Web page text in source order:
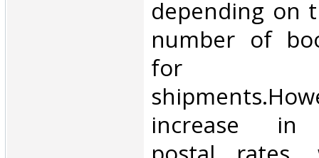
depending on
number of
for
increase in